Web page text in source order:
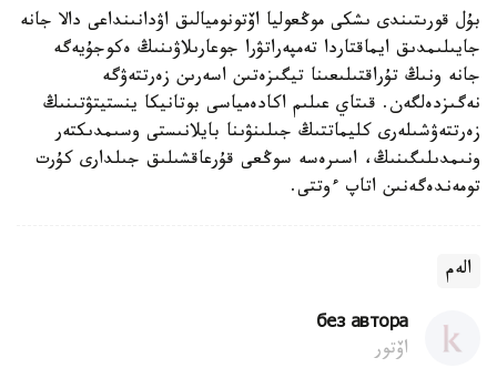
بۇل قورىتىندى ىشكى موڭعوليا اۆتونوميالىق اۋدانىنداعى دالا جانە
جايىلىمدىق ايماقتاردا تەمپەراتۋرا جوعارىلاۋىنىڭ ەكوجۇيەگە
جانە ونىڭ تۇراقتىلىعىنا تيگىزەتىن اسەرىن زەرتتەۋگە
نەگىزدەلگەن. قىتاي عىلىم اكادەمياسى بوتانيكا ينستيتۋتىنىڭ
زەرتتەۋشىلەرى كليماتتىڭ جىلىنۋىنا بايلانىستى وسىمدىكتەر
ونىمدىلىگىنىڭ، اسىرەسە سوڭعى قۇرعاقشىلىق جىلدارى كۇرت
تومەندەگەنىن اتاپ ءوتتى.
الەم
без автора
اۆتور